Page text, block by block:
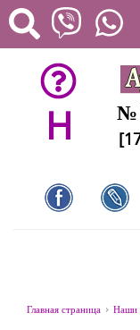
H №
Главная страница Наши